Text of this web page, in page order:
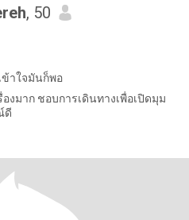
, 50
ข้าใจมันก็พอ
งมาก ชอบการเดินทางเพื่อเปิดมุม
ดี